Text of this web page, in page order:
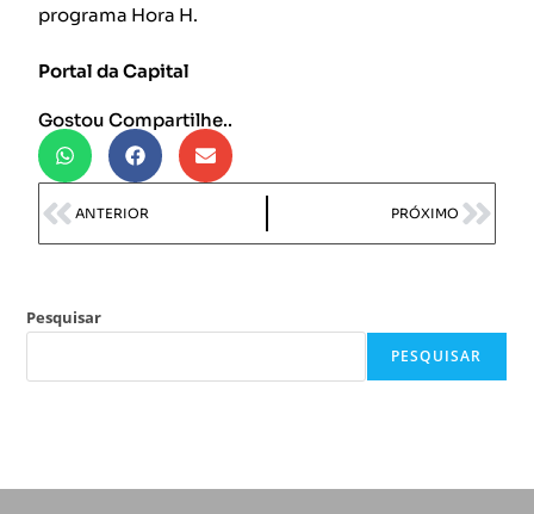
programa Hora H.
Portal da Capital
Gostou Compartilhe..
ANTERIOR PRÓXIMO
Pesquisar
PESQUISAR